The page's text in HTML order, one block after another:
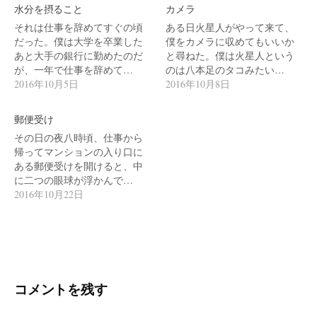
ン
水分を摂ること
それは仕事を辞めてすぐの頃
だった。僕は大学を卒業した
あと大手の銀行に勤めたのだ
が、一年で仕事を辞めて…
2016年10月5日
カメラ
ある日火星人がやって来て、
僕をカメラに収めてもいいか
と尋ねた。僕は火星人という
のは八本足のタコみたい…
2016年10月8日
郵便受け
その日の夜八時頃、仕事から
帰ってマンションの入り口に
ある郵便受けを開けると、中
に二つの眼球が浮かんで…
2016年10月22日
コメントを残す